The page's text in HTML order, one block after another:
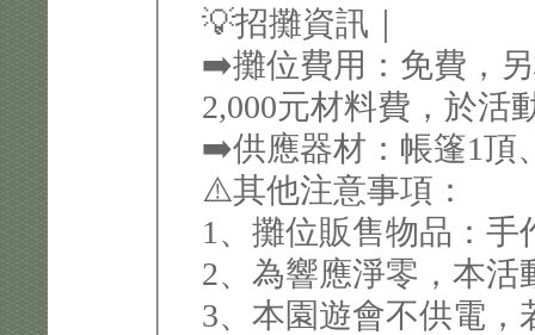
💡招攤資訊｜
➡️攤位費用：免費，
2,000元材料費，於活
➡️供應器材：帳篷1頂
⚠️其他注意事項：
1、攤位販售物品：
2、為響應淨零，本
3、本園遊會不供電